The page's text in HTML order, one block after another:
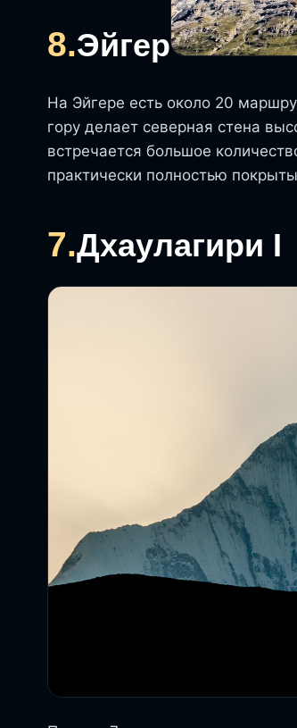
8.Эйгер
На Эйгере есть около 20
гору делает северная стена
встречается большое
практически полностью
7.Дхаулагири I